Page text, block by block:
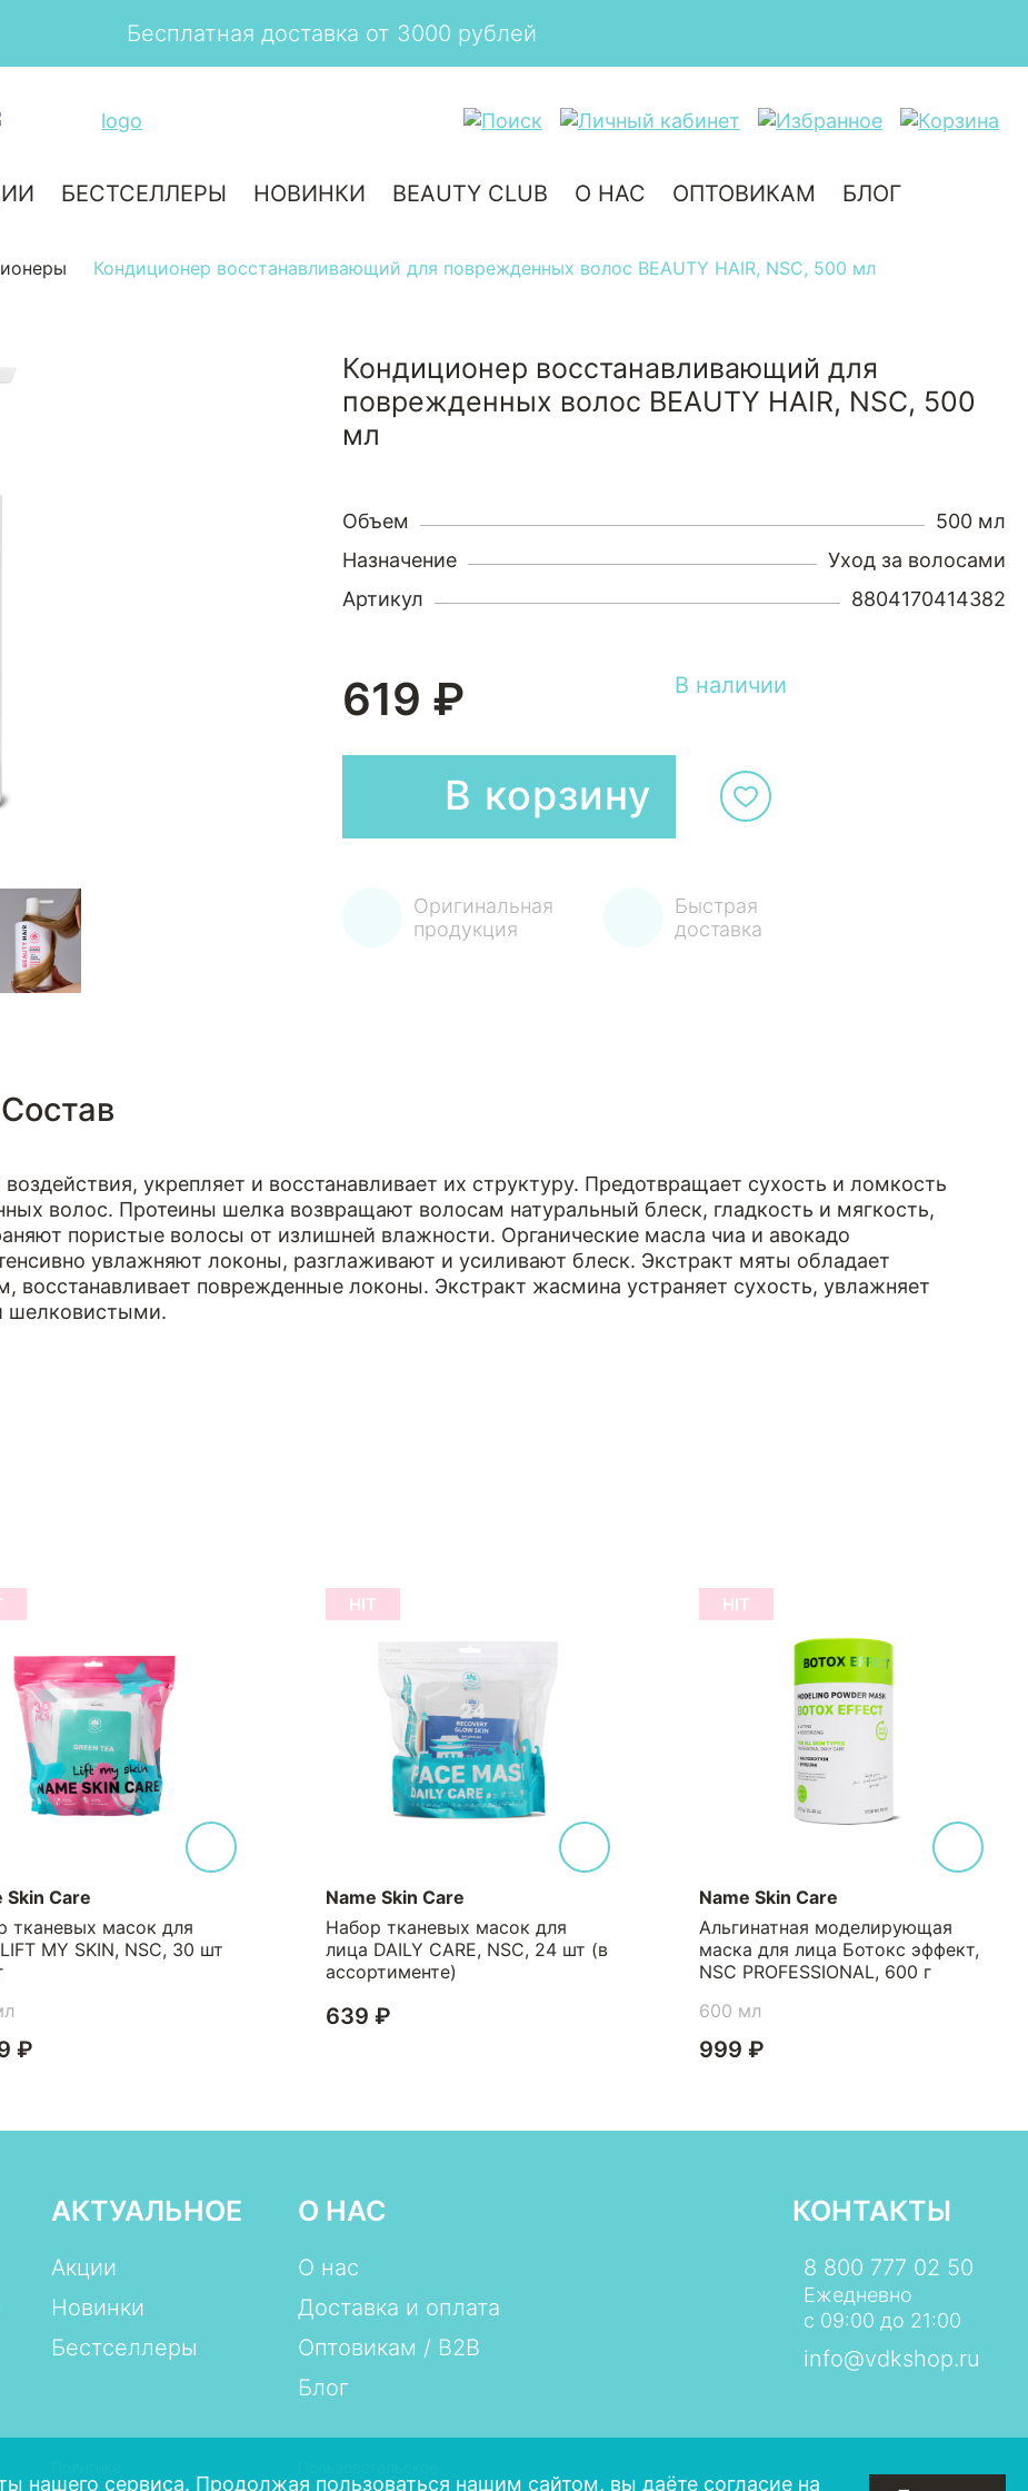
Бесплатная доставка от 3000 рублей
БЕСТСЕЛЛЕРЫ НОВИНКИ BEAUTY CLUB О НАС ОПТОВИКАМ БЛОГ
Кондиционер восстанавливающий для поврежденных волос BEAUTY HAIR, NSC, 500 мл
Кондиционер восстанавливающий для
поврежденных волос BEAUTY HAIR, NSC, 500
мл
Объем
500 мл
Назначение
Уход за волосами
Артикул
8804170414382
619 ₽ В наличии
В корзину
Оригинальная
продукция
Быстрая
доставка
Состав
укрепляет и восстанавливает их структуру. Предотвращает сухость и ломкость
волос. Протеины шелка возвращают волосам натуральный блеск, гладкость и мягкость,
пористые волосы от излишней влажности. Органические масла чиа и авокадо
увлажняют локоны, разглаживают и усиливают блеск. Экстракт мяты обладает
поврежденные локоны. Экстракт жасмина устраняет сухость, увлажняет
шелковистыми.
Skin Care
тканевых масок для
MY SKIN, NSC, 30 шт
₽
HIT
Name Skin Care
Набор тканевых масок для
лица DAILY CARE, NSC, 24 шт (в
ассортименте)
639 ₽
HIT
Name Skin Care
Альгинатная моделирующая
маска для лица Ботокс эффект,
NSC PROFESSIONAL, 600 г
600 мл
999 ₽
АКТУАЛЬНОЕ
Акции
Новинки
Бестселлеры
О НАС
О нас
Доставка и оплата
Оптовикам / B2B
Блог
КОНТАКТЫ
8 800 777 02 50
Ежедневно
с 09:00 до 21:00
info@vdkshop.ru
конфиденциальности
соглашение
нашего сервиса. Продолжая пользоваться нашим сайтом, вы даёте согласие на